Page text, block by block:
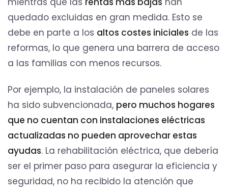
quedado excluidas en gran medida. Esto se
debe en parte a los altos costes iniciales de las
reformas, lo que genera una barrera de acceso
a las familias con menos recursos.
Por ejemplo, la instalación de paneles solares
ha sido subvencionada, pero muchos hogares
que no cuentan con instalaciones eléctricas
actualizadas no pueden aprovechar estas
ayudas. La rehabilitación eléctrica, que debería
ser el primer paso para asegurar la eficiencia y
seguridad, no ha recibido la atención que